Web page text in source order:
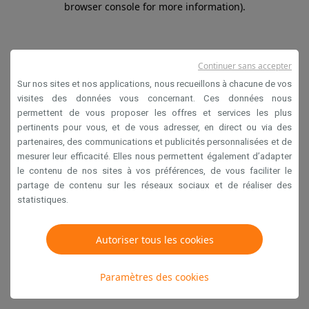
browser console for more information).
Sur nos sites et nos applications, nous recueillons à chacune de vos
visites des données vous concernant. Ces données nous
permettent de vous proposer les offres et services les plus
pertinents pour vous, et de vous adresser, en direct ou via des
partenaires, des communications et publicités personnalisées et de
mesurer leur efficacité. Elles nous permettent également d’adapter
le contenu de nos sites à vos préférences, de vous faciliter le
partage de contenu sur les réseaux sociaux et de réaliser des
statistiques.
Autoriser tous les cookies
Paramètres des cookies
Continuer sans accepter